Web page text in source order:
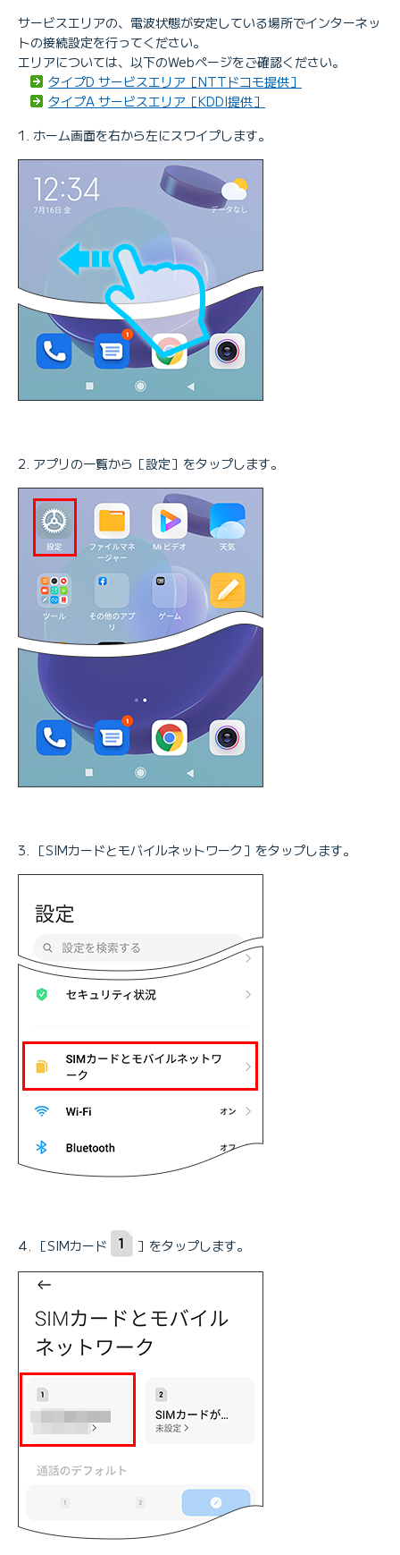
サービスエリアの、電波状態が安定している場所でインターネッ
トの接続設定を行ってください。
エリアについては、以下のWebページをご確認ください。
タイプD サービスエリア［NTTドコモ提供］
タイプA サービスエリア［KDDI提供］
ホーム画面を右から左にスワイプします。
アプリの一覧から［設定］をタップします。
［SIMカードとモバイルネットワーク］をタップします。
［SIMカード ］をタップします。